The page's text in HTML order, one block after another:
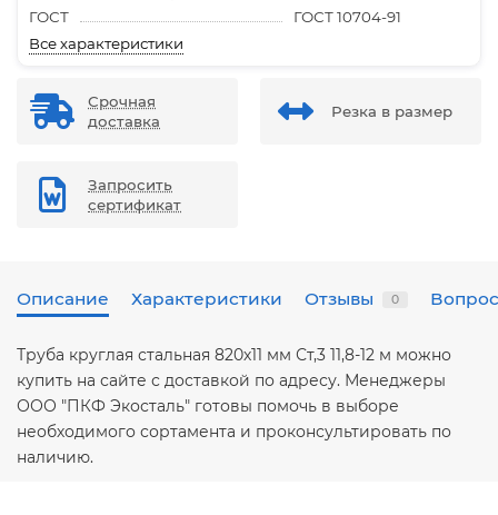
ГОСТ
ГОСТ 10704-91
Все характеристики
Срочная
доставка
Резка в размер
Запросить
сертификат
Описание Характеристики Отзывы 0
Труба круглая стальная 820х11 мм Ст,3 11,8-12 м можно
купить на сайте с доставкой по адресу. Менеджеры
ООО "ПКФ Экосталь" готовы помочь в выборе
необходимого сортамента и проконсультировать по
наличию.